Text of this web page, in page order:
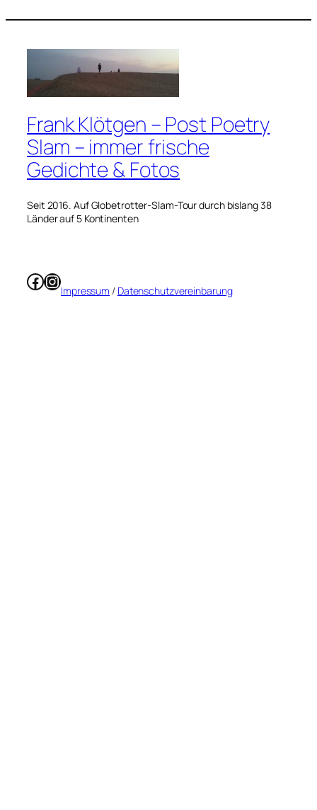
Frank Klötgen – Post Poetry
Slam – immer frische
Gedichte & Fotos
Seit 2016. Auf Globetrotter-Slam-Tour durch bislang 38
Länder auf 5 Kontinenten
Facebook
Instagram
Impressum / Datenschutzvereinbarung